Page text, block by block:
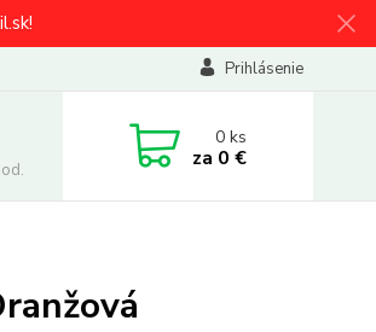
Prihlásenie
0ks
za 0 €